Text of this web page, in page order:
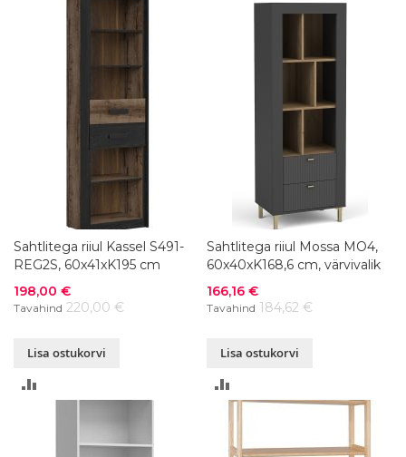
VÕRDLUSESSE
VÕRDLUSESSE
Sahtlitega riiul Kassel S491-
REG2S, 60x41xK195 cm
Soodushind
198,00 €
Tavahind 220,00 €
Lisa ostukorvi
Sahtlitega riiul Mossa MO4,
60x40xK168,6 cm, värvivalik
Soodushind
166,16 €
Tavahind 184,62 €
Lisa ostukorvi